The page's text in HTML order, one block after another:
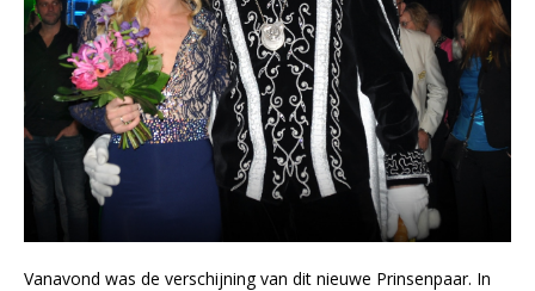
Vanavond was de verschijning van dit nieuwe Prinsenpaar. In